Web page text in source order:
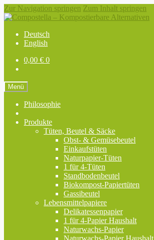
Zur Navigation springen Zum Inhalt springen
Deutsch
English
0,00 € 0
Menü
Philosophie
Produkte
Tüten, Beutel & Säcke
Obst- & Gemüsebeutel
Einkaufstüten
Naturpapier-Tüten
1 für 4-Tüten
Standbodenbeutel
Biokompost-Papiertüten
Gassibeutel
Lebensmittelpapiere
Delikatessenpapier
1 für 4-Papier Haushalt
Naturwachs-Papier
Naturwachs-Papier Haushalt